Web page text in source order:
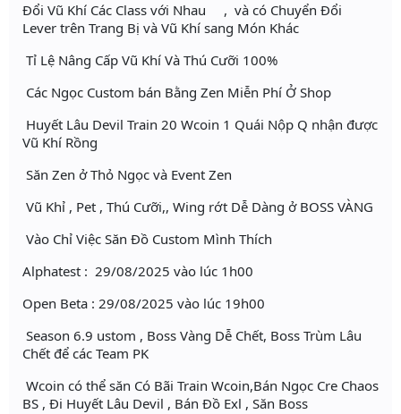
Đổi Vũ Khí Các Class với Nhau , và có Chuyển Đổi
Lever trên Trang Bị và Vũ Khí sang Món Khác
Tỉ Lệ Nâng Cấp Vũ Khí Và Thú Cưỡi 100%
Các Ngọc Custom bán Bằng Zen Miễn Phí Ở Shop
Huyết Lâu Devil Train 20 Wcoin 1 Quái Nộp Q nhận được
Vũ Khí Rồng
Săn Zen ở Thỏ Ngọc và Event Zen
Vũ Khỉ , Pet , Thú Cưỡi,, Wing rớt Dễ Dàng ở BOSS VÀNG
Vào Chỉ Việc Săn Đồ Custom Mình Thích
Alphatest : 29/08/2025 vào lúc 1h00
Open Beta : 29/08/2025 vào lúc 19h00
Season 6.9 ustom , Boss Vàng Dễ Chết, Boss Trùm Lâu
Chết để các Team PK
Wcoin có thể săn Có Bãi Train Wcoin,Bán Ngọc Cre Chaos
BS , Đi Huyết Lâu Devil , Bán Đồ Exl , Săn Boss